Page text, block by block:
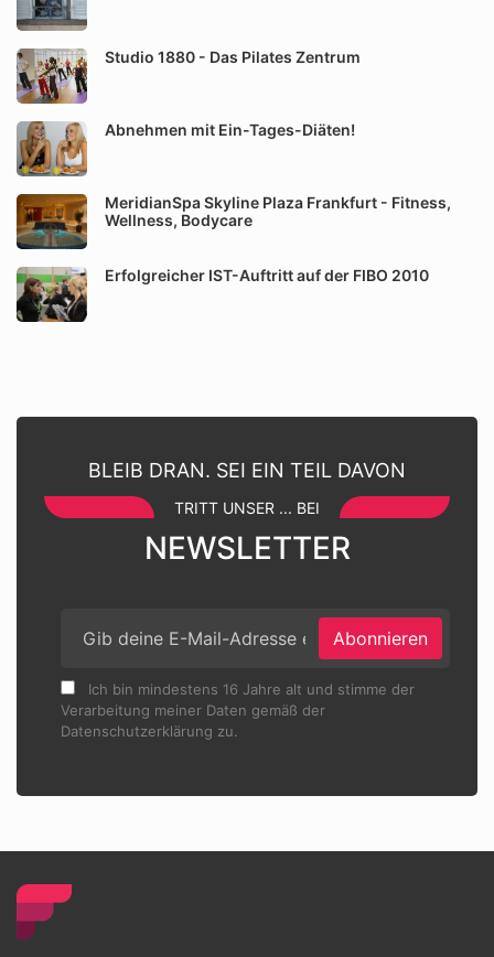
Studio 1880 - Das Pilates Zentrum
Abnehmen mit Ein-Tages-Diäten!
MeridianSpa Skyline Plaza Frankfurt - Fitness,
Wellness, Bodycare
Erfolgreicher IST-Auftritt auf der FIBO 2010
BLEIB DRAN. SEI EIN TEIL DAVON
TRITT UNSER ... BEI
NEWSLETTER
Abonnieren
Ich bin mindestens 16 Jahre alt und stimme der
Verarbeitung meiner Daten gemäß der
Datenschutzerklärung zu.